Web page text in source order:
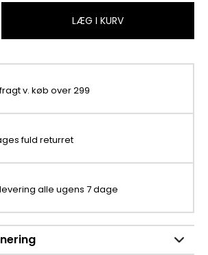
LÆG I KURV
v. køb over 299
fuld returret
alle ugens 7 dage